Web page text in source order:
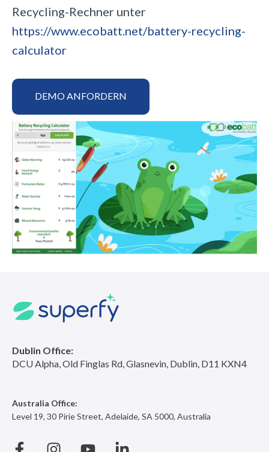
Recycling-Rechner unter
https://www.ecobatt.net/battery-recycling-
calculator
DEMO ANFORDERN
Dublin Office:
DCU Alpha, Old Finglas Rd, Glasnevin, Dublin, D11 KXN4
Australia Office:
Level 19, 30 Pirie Street, Adelaide, SA 5000, Australia